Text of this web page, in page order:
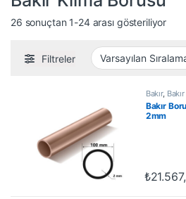
26 sonuçtan 1-24 arası gösteriliyor
Filtreler
Bakır,
Bakır
2mm
₺